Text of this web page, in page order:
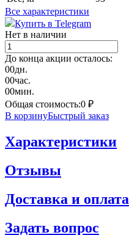
Все характеристики
Купить в Telegram
Нет в наличии
До конца акции осталось:
00дн.
00час.
00мин.
Общая стоимость:0 ₽
В корзинуБыстрый заказ
Характеристики
Отзывы
Доставка и оплата
Задать вопрос